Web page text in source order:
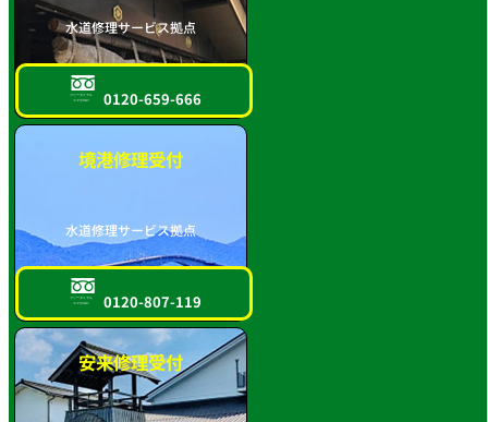
水道修理サービス拠点
フリーダイヤル
スマホOK!! 0120-659-666
境港修理受付
水道修理サービス拠点
フリーダイヤル
スマホOK!! 0120-807-119
安来修理受付